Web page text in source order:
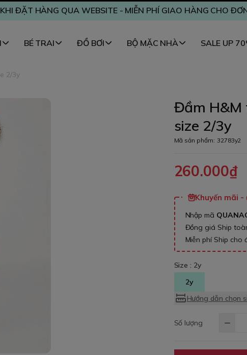
ĐẶT HÀNG QUA WEBSITE - MIỄN PHÍ GIAO HÀNG CHO
BÉ TRAI ĐỒ BƠI BỘ MẶC NHÀ SALE UP
2/3y
Đầm H&M
size 2/3y
Mã sản phẩm: 32783y2
260.000₫
Khuyến mãi -
Nhập mã
Đồng giá Ship
Miễn phí Ship cho
Size : 2y
2y
Hướng dẫn chọn
Số lượng